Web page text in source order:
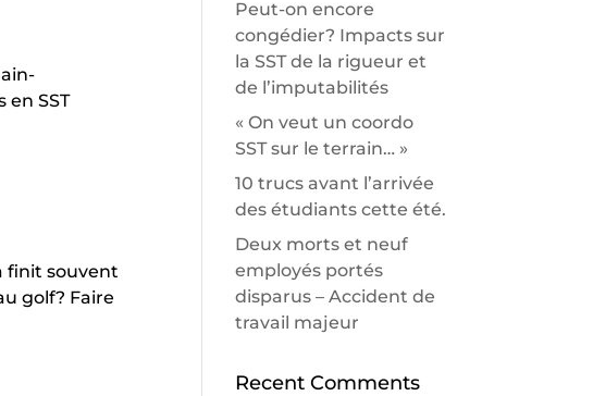
en SST
finit souvent
golf? Faire
Peut-on encore
congédier? Impacts sur
la SST de la rigueur et
de l’imputabilités
« On veut un coordo
SST sur le terrain… »
10 trucs avant l’arrivée
des étudiants cette été.
Deux morts et neuf
employés portés
disparus – Accident de
travail majeur
Recent Comments